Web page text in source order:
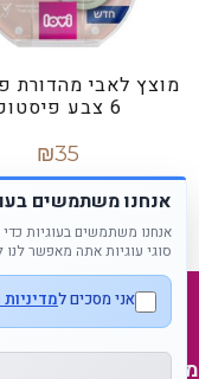
6 צבע פיסטוק
₪35
הוספה לסל
מפת אתר
אנחנו משתמשים
אנחנו משתמשים בעוגיות
סוגי עוגיות אתה מאפשר
אני מסכים ל